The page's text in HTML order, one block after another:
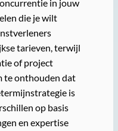
in jouw
die je wilt
tarieven, terwijl
of project
te onthouden dat
is
op basis
en expertise